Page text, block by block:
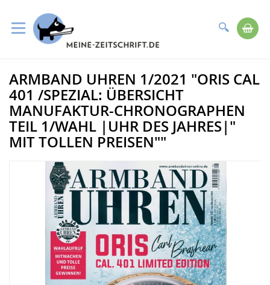
Suche
zum
Inhalt
Zum
Ende
der
Bildergalerie
springen
ARMBAND UHREN 1/2021 "ORIS CAL
401 /SPEZIAL: ÜBERSICHT
MANUFAKTUR-CHRONOGRAPHEN
TEIL 1/WAHL |UHR DES JAHRES|"
MIT TOLLEN PREISEN""